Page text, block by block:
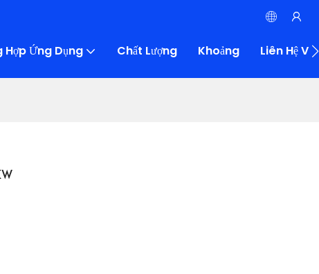
Hợp Ứng Dụng Chất Lượng Khoảng Liên Hệ Với